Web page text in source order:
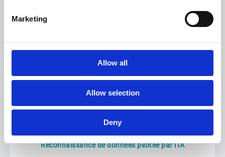
Marketing
Allow all
Allow selection
Deny
Des outils pour digitaliser
le processus des
réclamations
Reconnaissance de données pilotée par l'IA